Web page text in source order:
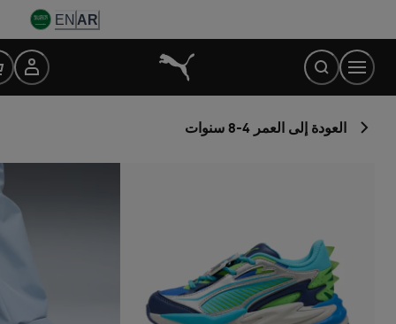
Content
AR
EN
العودة إلى العمر 4-8 سنوات